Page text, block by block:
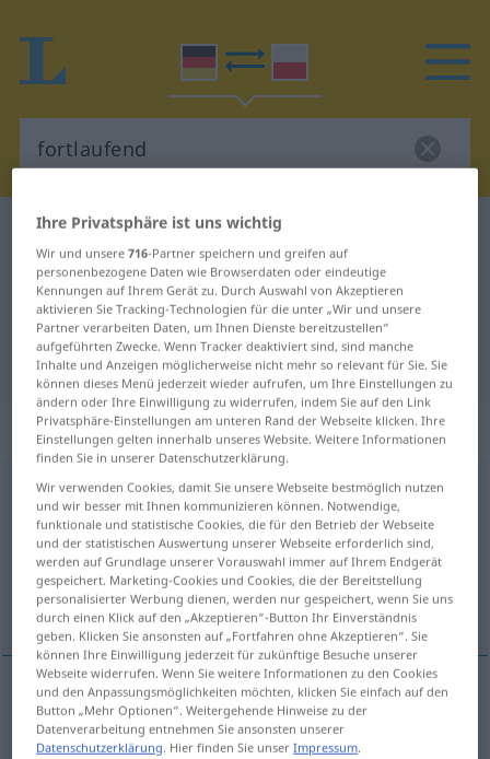
Deutsch-Polnisch Wörterbuch
Deutsch-Polnisch Übersetzung für
"fortlaufend"
"fortlaufend" Polnisch Übersetzung
„fortlaufend“: Adjektiv
fortlaufendadj
Übersicht aller Übersetzungen
(Für mehr Details die Übersetzung anklicken/antippen)
stały, bieżący, w dalszym ciągu
stały fortlaufend
Ihre Privatsphäre ist uns wichtig
Wir und unsere716-Partner speichern und greifen auf
personenbezogene Daten wie Browserdaten oder eindeutige
Kennungen auf Ihrem Gerät zu. Durch Auswahl von Akzeptieren
aktivieren Sie Tracking-Technologien für die unter „Wir und unsere
Partner verarbeiten Daten, um Ihnen Dienste bereitzustellen“
aufgeführten Zwecke. Wenn Tracker deaktiviert sind, sind manche
Inhalte und Anzeigen möglicherweise nicht mehr so relevant für Sie. Sie
können dieses Menü jederzeit wieder aufrufen, um Ihre Einstellungen zu
ändern oder Ihre Einwilligung zu widerrufen, indem Sie auf den Link
Privatsphäre-Einstellungen am unteren Rand der Webseite klicken. Ihre
Einstellungen gelten innerhalb unseres Website. Weitere Informationen
finden Sie in unserer Datenschutzerklärung.
Wir verwenden Cookies, damit Sie unsere Webseite bestmöglich nutzen
und wir besser mit Ihnen kommunizieren können. Notwendige,
funktionale und statistische Cookies, die für den Betrieb der Webseite
und der statistischen Auswertung unserer Webseite erforderlich sind,
werden auf Grundlage unserer Vorauswahl immer auf Ihrem Endgerät
gespeichert. Marketing-Cookies und Cookies, die der Bereitstellung
personalisierter Werbung dienen, werden nur gespeichert, wenn Sie uns
durch einen Klick auf den „Akzeptieren“-Button Ihr Einverständnis
geben. Klicken Sie ansonsten auf „Fortfahren ohne Akzeptieren“. Sie
können Ihre Einwilligung jederzeit für zukünftige Besuche unserer
Webseite widerrufen. Wenn Sie weitere Informationen zu den Cookies
und den Anpassungsmöglichkeiten möchten, klicken Sie einfach auf den
Button „Mehr Optionen“. Weitergehende Hinweise zu der
Datenverarbeitung entnehmen Sie ansonsten unserer
Datenschutzerklärung. Hier finden Sie unserImpressum.